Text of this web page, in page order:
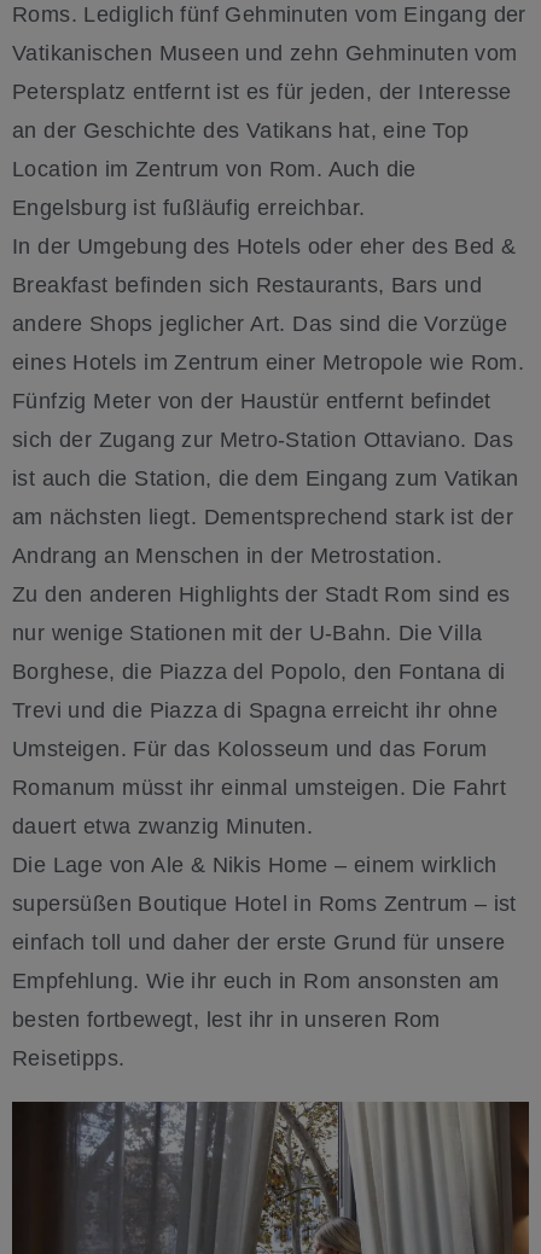
Roms. Lediglich fünf Gehminuten vom Eingang der
Vatikanischen Museen und zehn Gehminuten vom
Petersplatz entfernt ist es für jeden, der Interesse
an der Geschichte des Vatikans hat, eine Top
Location im Zentrum von Rom. Auch die
Engelsburg ist fußläufig erreichbar.
In der Umgebung des Hotels oder eher des Bed &
Breakfast befinden sich Restaurants, Bars und
andere Shops jeglicher Art. Das sind die Vorzüge
eines Hotels im Zentrum einer Metropole wie Rom.
Fünfzig Meter von der Haustür entfernt befindet
sich der Zugang zur Metro-Station Ottaviano. Das
ist auch die Station, die dem Eingang zum Vatikan
am nächsten liegt. Dementsprechend stark ist der
Andrang an Menschen in der Metrostation.
Zu den anderen Highlights der Stadt Rom sind es
nur wenige Stationen mit der U-Bahn. Die Villa
Borghese, die Piazza del Popolo, den Fontana di
Trevi und die Piazza di Spagna erreicht ihr ohne
Umsteigen. Für das Kolosseum und das Forum
Romanum müsst ihr einmal umsteigen. Die Fahrt
dauert etwa zwanzig Minuten.
Die Lage von Ale & Nikis Home – einem wirklich
supersüßen Boutique Hotel in Roms Zentrum – ist
einfach toll und daher der erste Grund für unsere
Empfehlung. Wie ihr euch in Rom ansonsten am
besten fortbewegt, lest ihr in unseren Rom
Reisetipps.